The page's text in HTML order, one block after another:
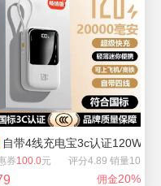
自带4线充电宝3c认证120W快
券100.0元 评分4.89 销量10
佣金20%